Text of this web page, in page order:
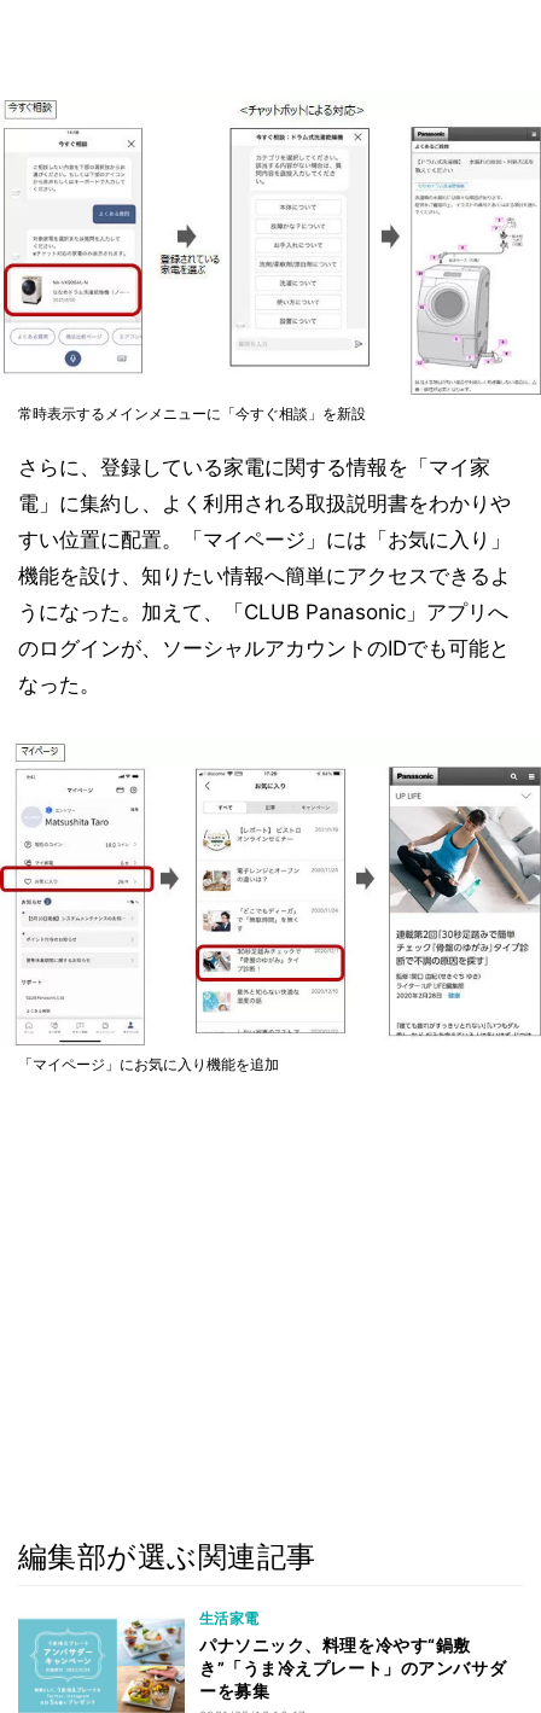
常時表示するメインメニューに「今すぐ相談」を新設
さらに、登録している家電に関する情報を「マイ家
電」に集約し、よく利用される取扱説明書をわかりや
すい位置に配置。「マイページ」には「お気に入り」
機能を設け、知りたい情報へ簡単にアクセスできるよ
うになった。加えて、「CLUB Panasonic」アプリへ
のログインが、ソーシャルアカウントのIDでも可能と
なった。
「マイページ」にお気に入り機能を追加
編集部が選ぶ関連記事
生活家電
パナソニック、料理を冷やす“鍋敷
き”「うま冷えプレート」のアンバサダ
ーを募集